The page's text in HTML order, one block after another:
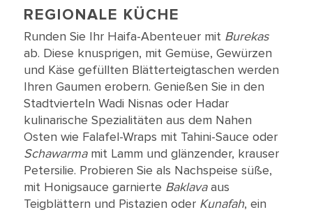
REGIONALE KÜCHE
Runden Sie Ihr Haifa-Abenteuer mit Burekas
ab. Diese knusprigen, mit Gemüse, Gewürzen
und Käse gefüllten Blätterteigtaschen werden
Ihren Gaumen erobern. Genießen Sie in den
Stadtvierteln Wadi Nisnas oder Hadar
kulinarische Spezialitäten aus dem Nahen
Osten wie Falafel-Wraps mit Tahini-Sauce oder
Schawarmamit Lamm und glänzender, krauser
Petersilie. Probieren Sie als Nachspeise süße,
mit Honigsauce garnierte Baklavaaus
Teigblättern und Pistazien oder Kunafah, ein